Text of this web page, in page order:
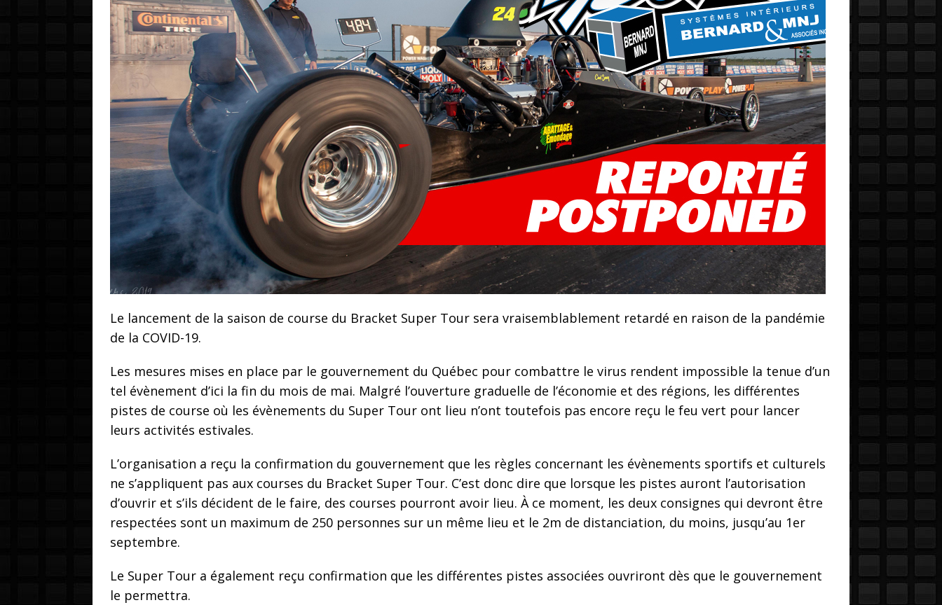
Le lancement de la saison de course du Bracket Super Tour sera vraisemblablement retardé en raison de la pandémie
de la COVID-19.
Les mesures mises en place par le gouvernement du Québec pour combattre le virus rendent impossible la tenue d’un
tel évènement d’ici la fin du mois de mai. Malgré l’ouverture graduelle de l’économie et des régions, les différentes
pistes de course où les évènements du Super Tour ont lieu n’ont toutefois pas encore reçu le feu vert pour lancer
leurs activités estivales.
L’organisation a reçu la confirmation du gouvernement que les règles concernant les évènements sportifs et culturels
ne s’appliquent pas aux courses du Bracket Super Tour. C’est donc dire que lorsque les pistes auront l’autorisation
d’ouvrir et s’ils décident de le faire, des courses pourront avoir lieu. À ce moment, les deux consignes qui devront être
respectées sont un maximum de 250 personnes sur un même lieu et le 2m de distanciation, du moins, jusqu’au 1er
septembre.
Le Super Tour a également reçu confirmation que les différentes pistes associées ouvriront dès que le gouvernement
le permettra.